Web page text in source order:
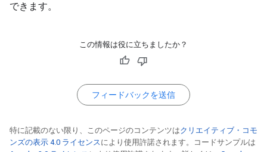
できます。
この情報は役に立ちましたか？
フィードバックを送信
特に記載のない限り、このページのコンテンツはクリエイティブ・コモ
ンズの表示 4.0 ライセンスにより使用許諾されます。コードサンプルは